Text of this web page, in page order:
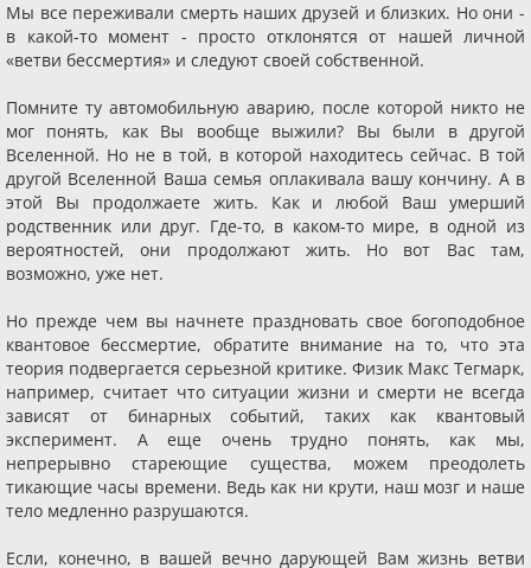
Мы все переживали смерть наших друзей и близких. Но они -
в какой-то момент - просто отклонятся от нашей личной
«ветви бессмертия» и следуют своей собственной.
Помните ту автомобильную аварию, после которой никто не
мог понять, как Вы вообще выжили? Вы были в другой
Вселенной. Но не в той, в которой находитесь сейчас. В той
другой Вселенной Ваша семья оплакивала вашу кончину. А в
этой Вы продолжаете жить. Как и любой Ваш умерший
родственник или друг. Где-то, в каком-то мире, в одной из
вероятностей, они продолжают жить. Но вот Вас там,
возможно, уже нет.
Но прежде чем вы начнете праздновать свое богоподобное
квантовое бессмертие, обратите внимание на то, что эта
теория подвергается серьезной критике. Физик Макс Тегмарк,
например, считает что ситуации жизни и смерти не всегда
зависят от бинарных событий, таких как квантовый
эксперимент. А еще очень трудно понять, как мы,
непрерывно стареющие существа, можем преодолеть
тикающие часы времени. Ведь как ни крути, наш мозг и наше
тело медленно разрушаются.
Если, конечно, в вашей вечно дарующей Вам жизнь ветви